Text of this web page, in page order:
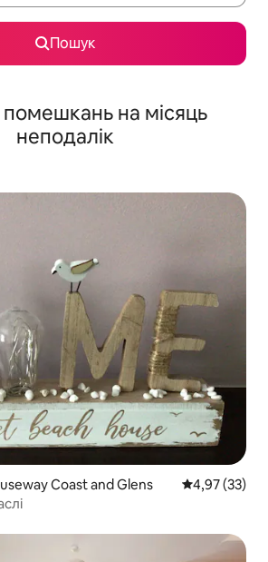
Пошук
на місяць
неподалік
Coast and Glens Середня
4,97 (33)